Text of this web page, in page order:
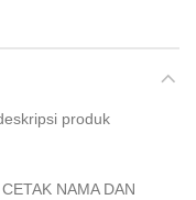
produk
NAMA DAN